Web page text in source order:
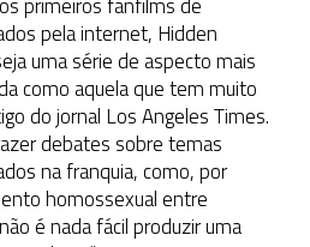
pela internet, Hidden
uma série de aspecto mais
como aquela que tem muito
do jornal Los Angeles Times.
debates sobre temas
na franquia, como, por
homossexual entre
é nada fácil produzir uma